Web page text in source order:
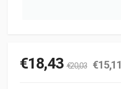
€18,43 €20,03 €15,11